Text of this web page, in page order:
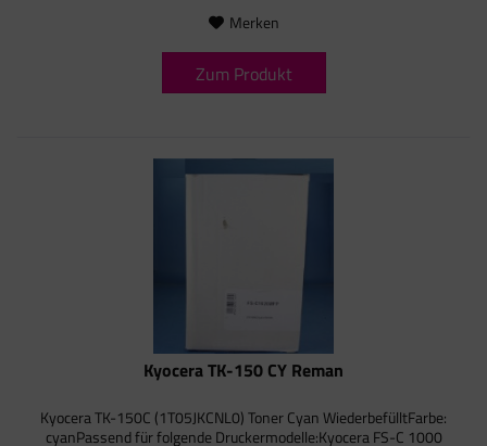
Merken
Zum Produkt
Kyocera TK-150 CY Reman
Kyocera TK-150C (1T05JKCNL0) Toner Cyan WiederbefülltFarbe:
cyanPassend für folgende Druckermodelle:Kyocera FS-C 1000